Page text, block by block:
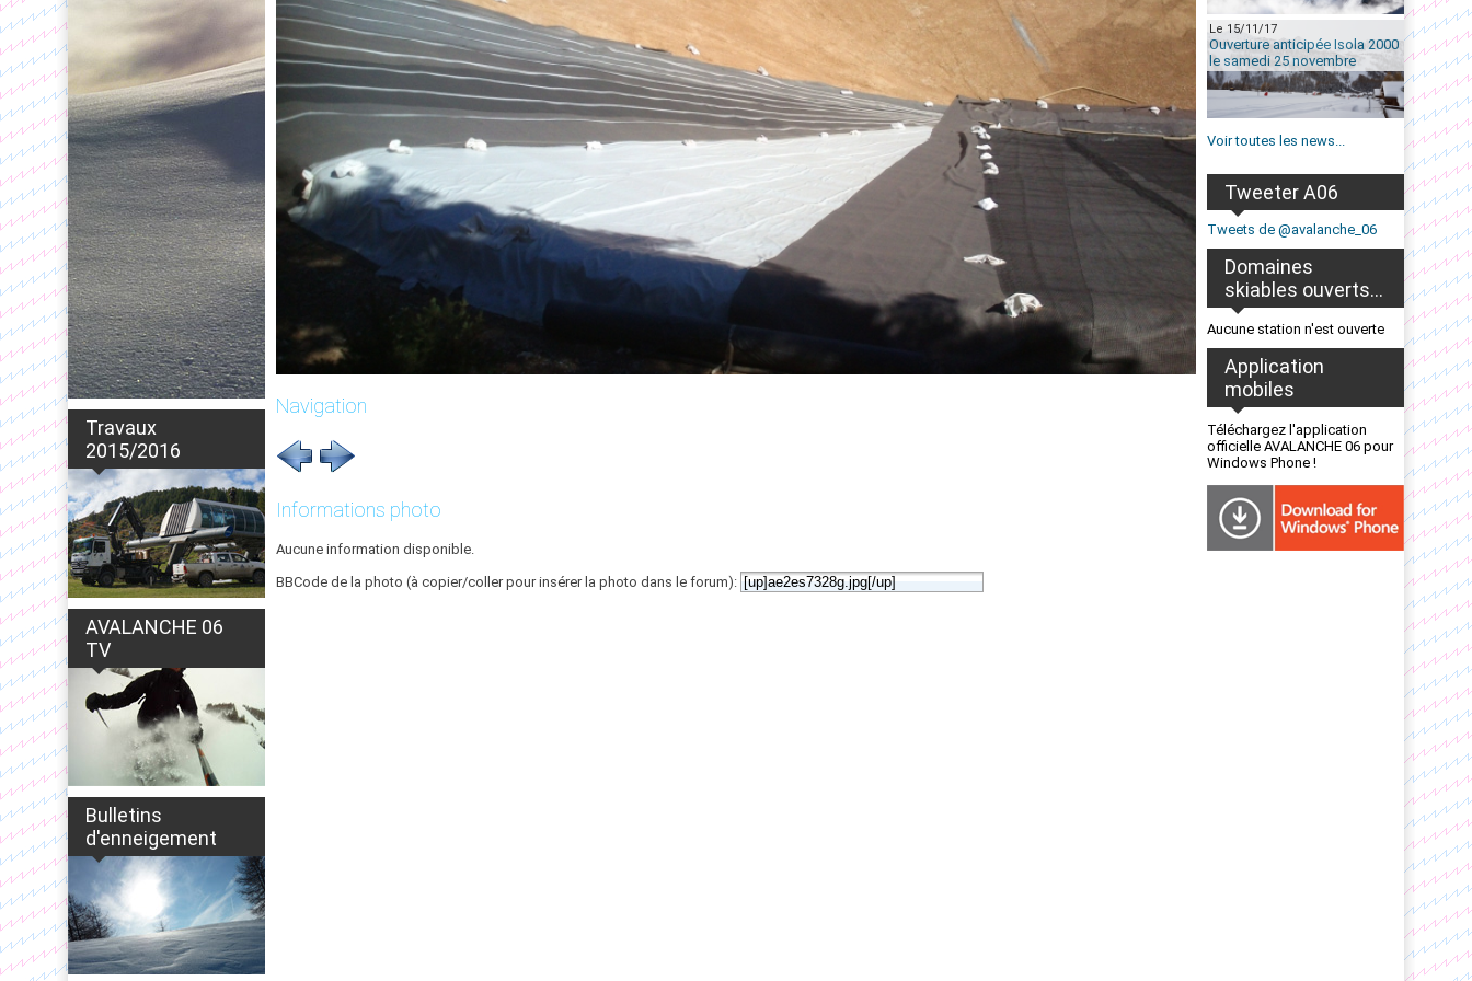
Travaux
2015/2016
AVALANCHE 06
TV
Bulletins
d'enneigement
Navigation
Informations photo
Aucune information disponible.
BBCode de la photo (à copier/coller pour insérer la photo dans le forum):
Le 15/11/17
Ouverture anticipée Isola 2000
le samedi 25 novembre
Voir toutes les news...
Tweeter A06
Tweets de @avalanche_06
Domaines
skiables ouverts...
Aucune station n'est ouverte
Application
mobiles
Téléchargez l'application
officielle AVALANCHE 06 pour
Windows Phone !